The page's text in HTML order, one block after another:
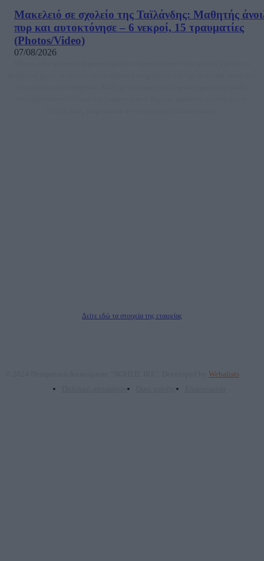
Μακελειό σε σχολείο της Ταϊλάνδης: Μαθητής
πυρ και αυτοκτόνησε – 6 νεκροί, 15 τραυματίες
(Photos/Video)
07/08/2026
Δείτε εδώ τα στοιχεία της εταιρείας
Webalists